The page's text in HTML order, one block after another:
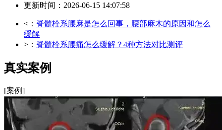
更新时间：2026-06-15 14:07:58
<： 脊髓栓系腰麻是怎么回事，腰部麻木的原因和怎么
缓解
>： 脊髓栓系腰痛怎么缓解？4种方法对比测评
真实案例
[案例]